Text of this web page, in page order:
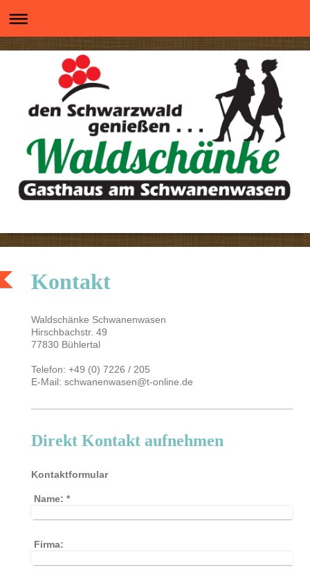
Kontakt
Waldschänke Schwanenwasen
Hirschbachstr. 49
77830 Bühlertal
Telefon: +49 (0) 7226 / 205
E-Mail: schwanenwasen@t-online.de
Direkt Kontakt aufnehmen
Kontaktformular
Name: *
Firma: